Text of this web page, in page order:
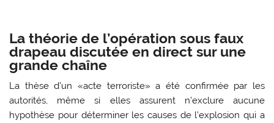
La théorie de l’opération sous faux
drapeau discutée en direct sur une
grande chaîne
La thèse d’un «acte terroriste» a été confirmée par les
autorités, même si elles assurent n’exclure aucune
hypothèse pour déterminer les causes de l’explosion qui a